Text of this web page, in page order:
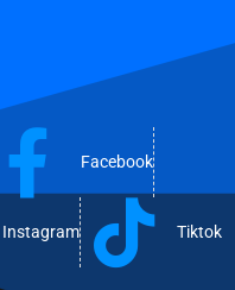
Facebook
Instagram Tiktok